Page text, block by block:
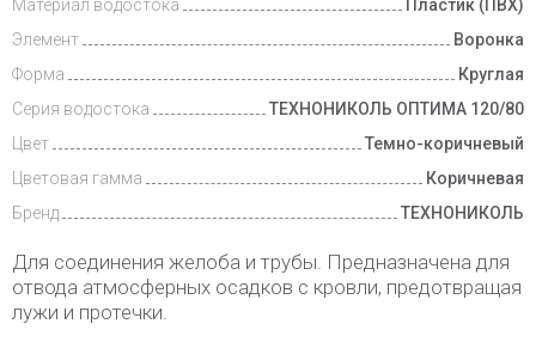
Материал водостока
Пластик (ПВХ)
Элемент
Воронка
Форма
Круглая
Серия водостока
ТЕХНОНИКОЛЬ ОПТИМА 120/80
Цвет
Темно-коричневый
Цветовая гамма
Коричневая
Бренд
ТЕХНОНИКОЛЬ
Для соединения желоба и трубы. Предназначена для
отвода атмосферных осадков с кровли, предотвращая
лужи и протечки.